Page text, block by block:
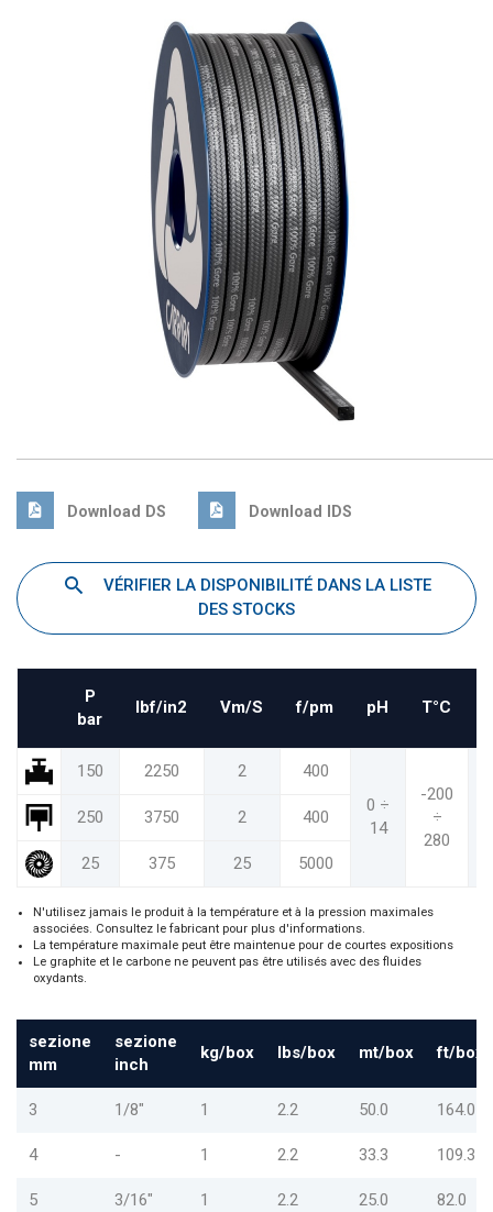
Download DS Download IDS
VÉRIFIER LA DISPONIBILITÉ DANS LA LISTE
DES STOCKS
P
bar
Ibf/in2 Vm/S f/pm pH T°C
150 2250 2
400
0 ÷
14
-200
÷
280
250 3750 2 400
25 375 25 5000
N'utilisez jamais le produit à la température et à la pression maximales
associées. Consultez le fabricant pour plus d'informations.
La température maximale peut être maintenue pour de courtes expositions
Le graphite et le carbone ne peuvent pas être utilisés avec des fluides
oxydants.
sezione
mm
sezione
inch
kg/box lbs/box mt/box ft/box
3 1/8" 1 2.2 50.0 164.0
4 - 1 2.2 33.3 109.3
5 3/16" 1 2.2 25.0 82.0